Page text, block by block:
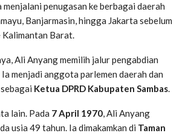
penugasan ke berbagai daerah
Banjarmasin, hingga Jakarta sebelum
Kalimantan Barat.
Ali Anyang memilih jalur pengabdian
Ia menjadi anggota parlemen daerah dan
Ketua DPRD Kabupaten Sambas.
lain. Pada 7 April 1970, Ali Anyang
usia 49 tahun. Ia dimakamkan di Taman